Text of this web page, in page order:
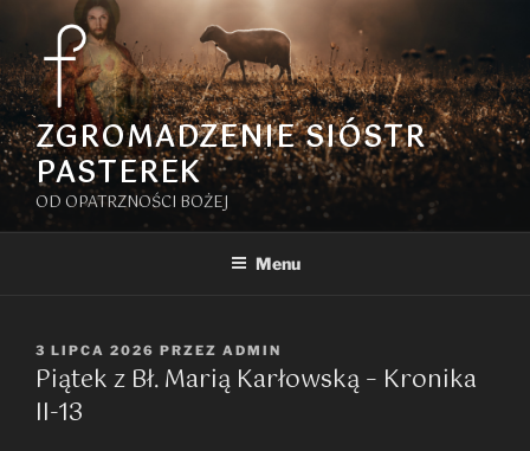
Przejdź
treści
ZGROMADZENIE SIÓSTR
PASTEREK
OD OPATRZNOŚCI BOŻEJ
Menu
OPUBLIKOWANE
W
3 LIPCA 2026 PRZEZ ADMIN
Piątek z Bł. Marią Karłowską – Kronika
II-13